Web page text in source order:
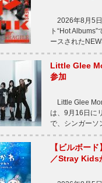
2026年8月5日
ト“Hot
ースされた
Little Glee
参加
Little Glee
は、9月16日に
で、シンガー
【ビルボー
／Stray Kids